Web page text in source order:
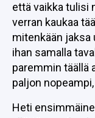
että vaikka tulisi
verran kaukaa
mitenkään jaksa
ihan samalla
paremmin täällä
paljon
Heti